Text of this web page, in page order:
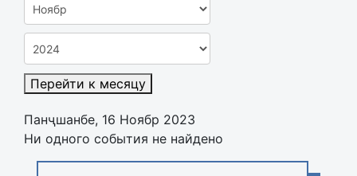
Перейти к месяцу
Панҷшанбе, 16 Ноябр 2023
Ни одного события не найдено